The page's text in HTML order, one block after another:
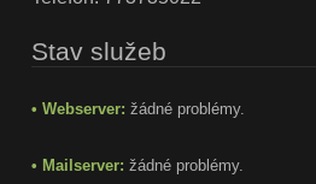
Stav služeb
• Webserver: žádné problémy.
• Mailserver: žádné problémy.